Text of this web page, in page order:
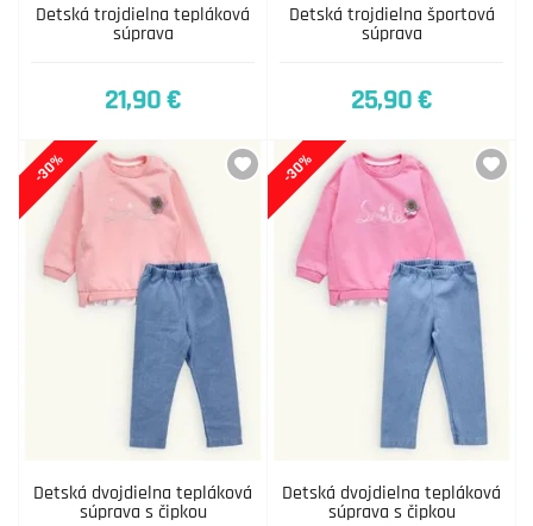
Detská trojdielna tepláková
súprava
21,90 €
Detská trojdielna športová
súprava
25,90 €
Detská dvojdielna tepláková
súprava s čipkou
-30%
Detská dvojdielna tepláková
súprava s čipkou
-30%